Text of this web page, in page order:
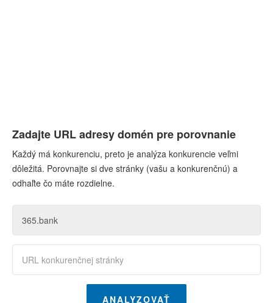
Zadajte URL adresy domén pre porovnanie
Každý má konkurenciu, preto je analýza konkurencie veľmi
dôležitá. Porovnajte si dve stránky (vašu a konkurenčnú) a
odhaľte čo máte rozdielne.
ANALYZOVAŤ